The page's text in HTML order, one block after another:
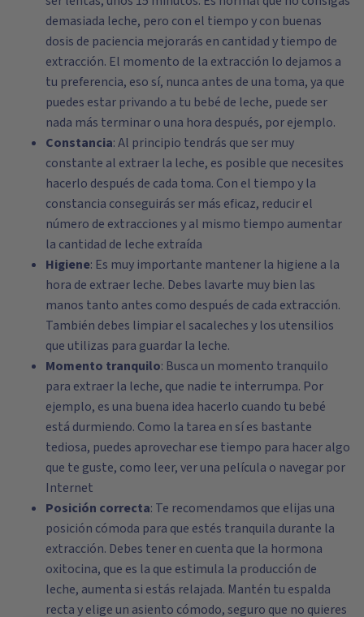
demasiada leche, pero con el tiempo y con buenas
dosis de paciencia mejorarás en cantidad y tiempo de
extracción. El momento de la extracción lo dejamos a
tu preferencia, eso sí, nunca antes de una toma, ya que
puedes estar privando a tu bebé de leche, puede ser
nada más terminar o una hora después, por ejemplo.
Constancia: Al principio tendrás que ser muy
constante al extraer la leche, es posible que necesites
hacerlo después de cada toma. Con el tiempo y la
constancia conseguirás ser más eficaz, reducir el
número de extracciones y al mismo tiempo aumentar
la cantidad de leche extraída
Higiene: Es muy importante mantener la higiene a la
hora de extraer leche. Debes lavarte muy bien las
manos tanto antes como después de cada extracción.
También debes limpiar el sacaleches y los utensilios
que utilizas para guardar la leche.
Momento tranquilo: Busca un momento tranquilo
para extraer la leche, que nadie te interrumpa. Por
ejemplo, es una buena idea hacerlo cuando tu bebé
está durmiendo. Como la tarea en sí es bastante
tediosa, puedes aprovechar ese tiempo para hacer algo
que te guste, como leer, ver una película o navegar por
Internet
Posición correcta: Te recomendamos que elijas una
posición cómoda para que estés tranquila durante la
extracción. Debes tener en cuenta que la hormona
oxitocina, que es la que estimula la producción de
leche, aumenta si estás relajada. Mantén tu espalda
recta y elige un asiento cómodo, seguro que no quieres